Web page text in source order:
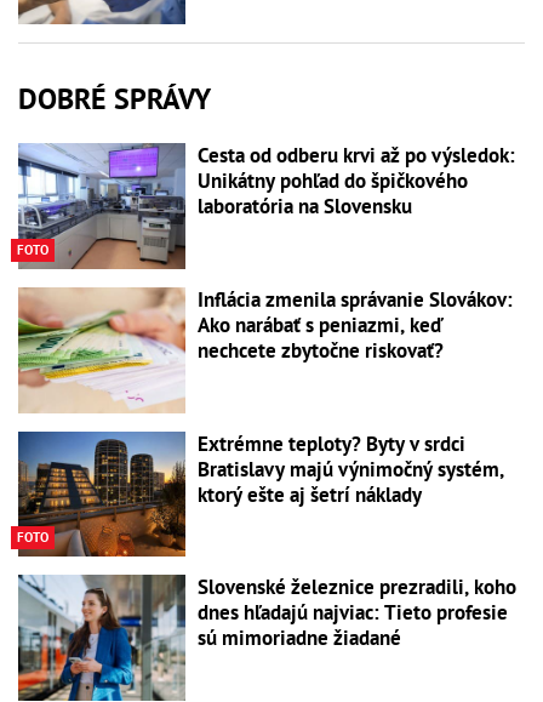
DOBRÉ SPRÁVY
FOTO
Cesta od odberu krvi až po výsledok:
Unikátny pohľad do špičkového
laboratória na Slovensku
Inflácia zmenila správanie Slovákov:
Ako narábať s peniazmi, keď
nechcete zbytočne riskovať?
FOTO
Extrémne teploty? Byty v srdci
Bratislavy majú výnimočný systém,
ktorý ešte aj šetrí náklady
Slovenské železnice prezradili, koho
dnes hľadajú najviac: Tieto profesie
sú mimoriadne žiadané